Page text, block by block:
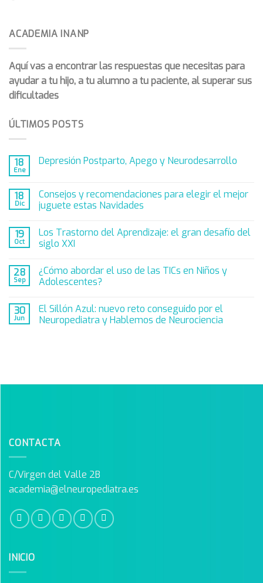
5.5 Habilidades Académicas
5.6 Comunicación y Lenguaje
5.7 Funciones Ejecutivas
5.8 Analizando y Diseñando experiencias
5.9 Nuevas Tecnologías
ACADEMIA INANP
Aquí vas a encontrar las respuestas que necesitas para
ayudar a tu hijo, a tu alumno a tu paciente, al superar sus
dificultades
ÚLTIMOS POSTS
18
Ene
Depresión Postparto, Apego y Neurodesarrollo
18
Dic
Consejos y recomendaciones para elegir el mejor
juguete estas Navidades
19
Oct
Los Trastorno del Aprendizaje: el gran desafío del
siglo XXI
28
Sep
¿Cómo abordar el uso de las TICs en Niños y
Adolescentes?
30
Jun
El Sillón Azul: nuevo reto conseguido por el
Neuropediatra y Hablemos de Neurociencia
CONTACTA
C/Virgen del Valle 2B
academia@elneuropediatra.es
INICIO